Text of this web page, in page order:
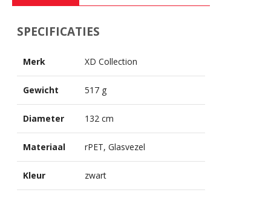
SPECIFICATIES
Merk XD Collection
Gewicht 517 g
Diameter 132 cm
Materiaal rPET, Glasvezel
Kleur zwart